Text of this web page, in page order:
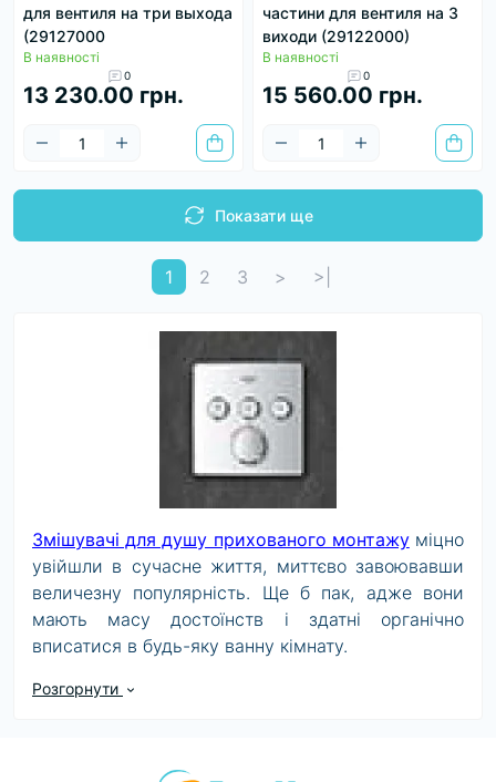
для вентиля на три выхода
(29127000
В наявності
0
13 230.00 грн.
частини для вентиля на 3
виходи (29122000)
В наявності
0
15 560.00 грн.
Показати ще
1 2 3 > >|
Змішувачі для душу прихованого монтажуміцно
увійшли в сучасне життя, миттєво завоювавши
величезну популярність. Ще б пак, адже вони
мають масу достоїнств і здатні органічно
вписатися в будь-яку ванну кімнату.
Вбудовувані змішувачі для Smartbox
Розгорнути